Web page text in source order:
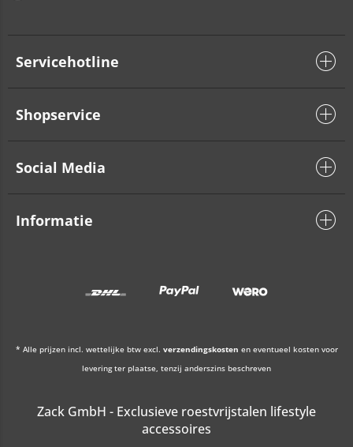
Servicehotline
Shopservice
Social Media
Informatie
* Alle prijzen incl. wettelijke btw excl. verzendingskosten en eventueel kosten voor
levering ter plaatse, tenzij anderszins beschreven
Zack GmbH - Exclusieve roestvrijstalen lifestyle
accessoires